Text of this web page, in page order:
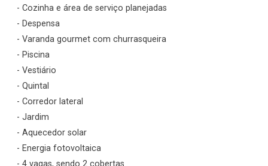
- Cozinha e área de serviço planejadas
- Despensa
- Varanda gourmet com churrasqueira
- Piscina
- Vestiário
- Quintal
- Corredor lateral
- Jardim
- Aquecedor solar
- Energia fotovoltaica
- 4 vagas, sendo 2 cobertas